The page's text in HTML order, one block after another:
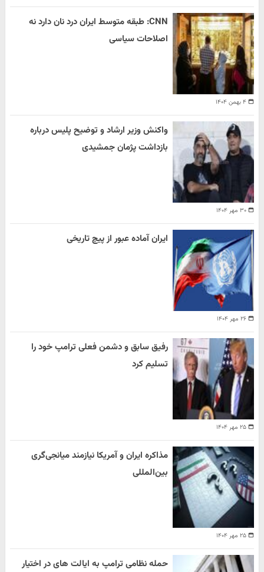
۴ بهمن ۱۴۰۴
CNN: طبقه متوسط ایران درد نان دارد نه
اصلاحات سیاسی
۳۰ مهر ۱۴۰۴
واکنش وزیر ارشاد و توضیح پلیس درباره
بازداشت پژمان جمشیدی
۲۶ مهر ۱۴۰۴
ایران آماده عبور از پیچ تاریخی
۲۵ مهر ۱۴۰۴
رفیق سابق و دشمن فعلی ترامپ خود را
تسلیم کرد
۲۵ مهر ۱۴۰۴
مذاکره ایران و آمریکا نیازمند میانجی‌گری
بین‌المللی
حمله نظامی ترامپ به ایالت های در اختیار